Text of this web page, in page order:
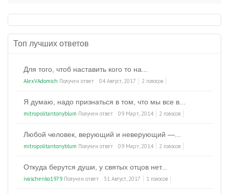
Топ лучших ответов
Для того, чтоб наставить кого то на...
AlexVAdomich Получен ответ 04 Август, 2017 2 голосов
Я думаю, надо признаться в том, что мы все в...
mitropolitantonyblum Получен ответ 09 Март, 2014 2 голосов
Любой человек, верующий и неверующий —...
mitropolitantonyblum Получен ответ 09 Март, 2014 2 голосов
Откуда берутся души, у святых отцов нет...
ivaschenko1979 Получен ответ 31 Август, 2017 1 голосов